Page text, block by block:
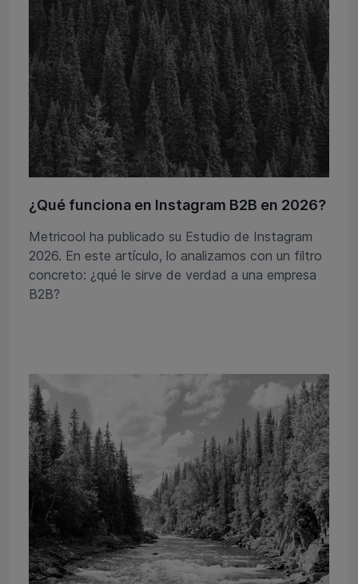
¿Qué funciona en Instagram B2B en 2026?
Metricool ha publicado su Estudio de Instagram
2026. En este artículo, lo analizamos con un filtro
concreto: ¿qué le sirve de verdad a una empresa
B2B?